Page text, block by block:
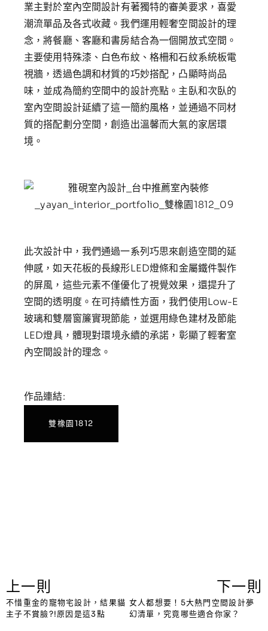
業主對於室內空間設計有著獨特的審美要求，喜愛
潮流單品及各式收藏。我們運用輕奢空間設計的理
念，將餐廳、客廳和書房結合為一個開放式空間。
主要使用特殊漆、白色布紋、格柵和石紋系統板電
視牆，透過色調和材質的巧妙搭配，凸顯時尚品
味，並成為簡約空間中的設計亮點。主臥和次臥的
室內空間設計延續了這一簡約風格，並通過不同材
質的搭配劃分空間，創造出溫馨而大氣的家居環
境。
此次設計中，我們通過一系列巧思來創造空間的延
伸感，如天花板的長線形LED燈條和金屬鐵件製作
的屏風，這些元素不僅優化了視覺效果，還提升了
空間的透明度。在可持續性方面，我們使用Low-E
玻璃和雙層窗簾實現節能，並選用綠色建材及節能
LED燈具，體現對環境永續的承諾，彰顯了輕奢室
內空間設計的理念。
作品連結:
雙橡園1812
上一則
不惜重金的寵物宅設計，結果貓
主子不賞臉?!原因是這3點
下一則
女人都想要！5大熱門空間設計夢
幻清單，究竟哪些適合你家？